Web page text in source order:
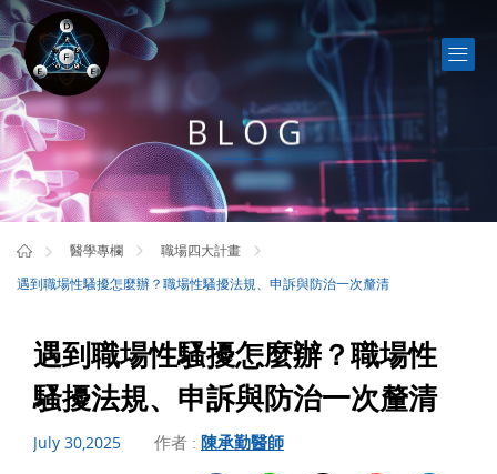
BLOG
醫學專欄
職場四大計畫
遇到職場性騷擾怎麼辦？職場性騷擾法規、申訴與防治一次釐清
遇到職場性騷擾怎麼辦？職場性
騷擾法規、申訴與防治一次釐清
July 30,2025 作者 : 陳承勤醫師